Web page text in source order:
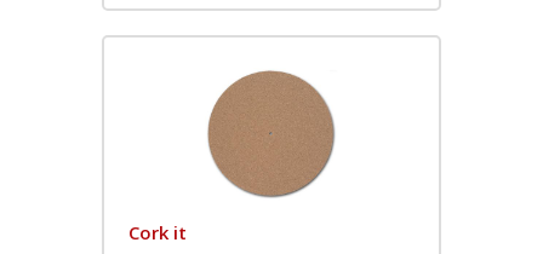
Cork it